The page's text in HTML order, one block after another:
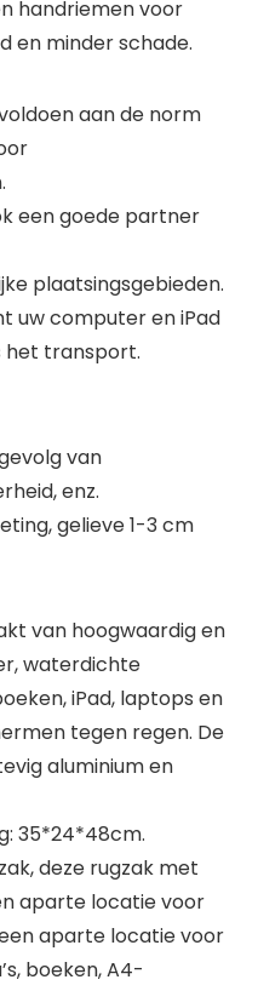
handriemen voor
en minder schade.
aan de norm
een goede partner
plaatsingsgebieden.
uw computer en iPad
het transport.
van
enz.
gelieve 1-3 cm
van hoogwaardig en
waterdichte
iPad, laptops en
tegen regen. De
aluminium en
35*24*48cm.
deze rugzak met
aparte locatie voor
aparte locatie voor
boeken, A4-